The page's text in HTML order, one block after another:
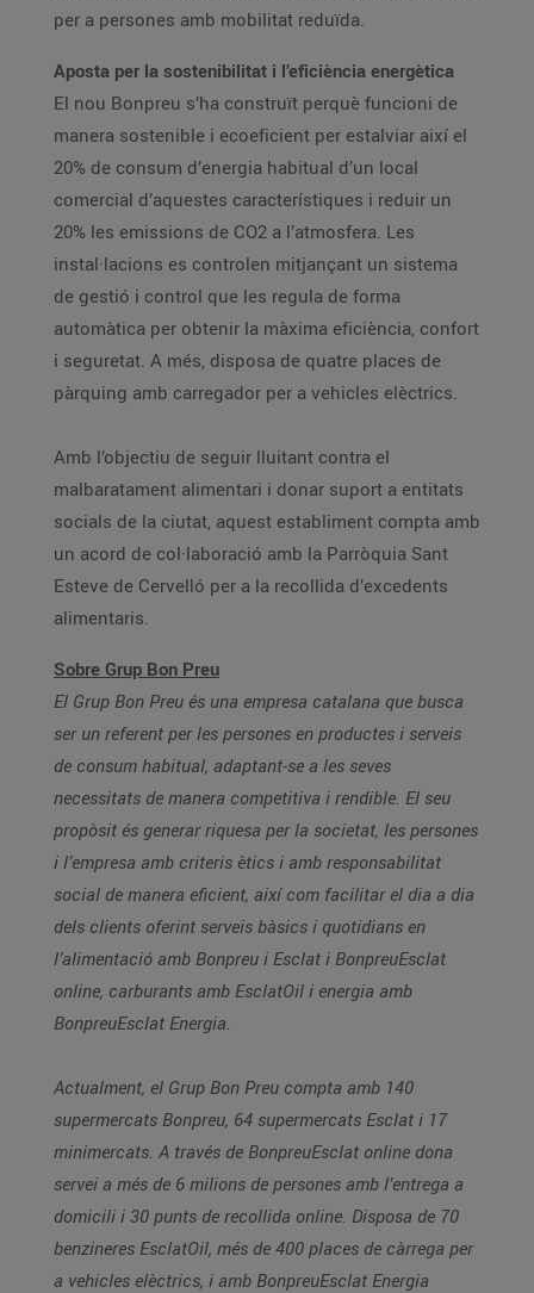
per a persones amb mobilitat reduïda.
Aposta per la sostenibilitat i l’eficiència energètica
El nou Bonpreu s’ha construït perquè funcioni de
manera sostenible i ecoeficient per estalviar així el
20% de consum d’energia habitual d’un local
comercial d’aquestes característiques i reduir un
20% les emissions de CO2 a l’atmosfera. Les
instal·lacions es controlen mitjançant un sistema
de gestió i control que les regula de forma
automàtica per obtenir la màxima eficiència, confort
i seguretat. A més, disposa de quatre places de
pàrquing amb carregador per a vehicles elèctrics.
Amb l’objectiu de seguir lluitant contra el
malbaratament alimentari i donar suport a entitats
socials de la ciutat, aquest establiment compta amb
un acord de col·laboració amb la Parròquia Sant
Esteve de Cervelló per a la recollida d’excedents
alimentaris.
Sobre Grup Bon Preu
El Grup Bon Preu és una empresa catalana que busca
ser un referent per les persones en productes i serveis
de consum habitual, adaptant-se a les seves
necessitats de manera competitiva i rendible. El seu
propòsit és generar riquesa per la societat, les persones
i l’empresa amb criteris ètics i amb responsabilitat
social de manera eficient, així com facilitar el dia a dia
dels clients oferint serveis bàsics i quotidians en
l’alimentació amb Bonpreu i Esclat i BonpreuEsclat
online, carburants amb EsclatOil i energia amb
BonpreuEsclat Energia.
Actualment, el Grup Bon Preu compta amb 140
supermercats Bonpreu, 64 supermercats Esclat i 17
minimercats. A través de BonpreuEsclat online dona
servei a més de 6 milions de persones amb l’entrega a
domicili i 30 punts de recollida online. Disposa de 70
benzineres EsclatOil, més de 400 places de càrrega per
a vehicles elèctrics, i amb BonpreuEsclat Energia